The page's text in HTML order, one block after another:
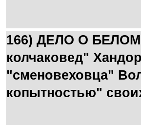
166) ДЕЛО О
колчаковед"
"сменовеховца"
копытностью"